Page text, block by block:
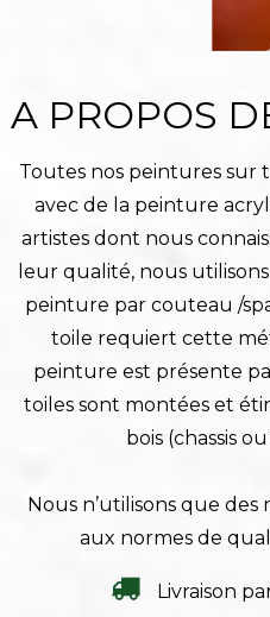
A PROPOS
Toutes nos peintures sur
avec de la peinture
artistes dont nous
leur qualité, nous
peinture par couteau /
toile requiert cette
peinture est présente
toiles sont montées et
bois (chassis
Nous n’utilisons que
aux normes de
Livraison